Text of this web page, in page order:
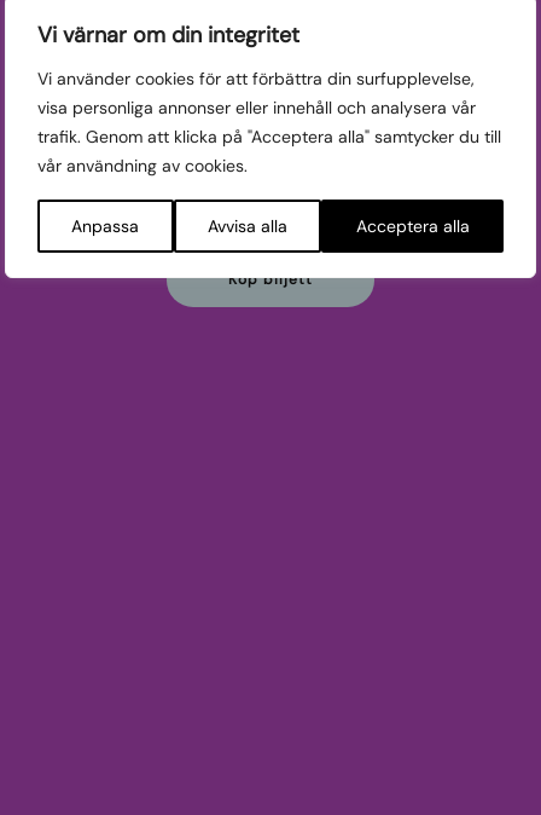
Vi värnar om din integritet
Vi använder cookies för att förbättra din surfupplevelse,
visa personliga annonser eller innehåll och analysera vår
trafik. Genom att klicka på "Acceptera alla" samtycker du till
vår användning av cookies.
Anpassa Avvisa alla Acceptera alla
Svensk kortfilm 2
Detta program är en del av Nationella tävlingssektionen.
Från 15 år.
TOR 23/10, 19:00 REGINA
Köp biljett